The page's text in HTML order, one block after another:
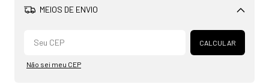
MEIOS DE ENVIO
Alterar CEP
CALCULAR
Não sei meu CEP